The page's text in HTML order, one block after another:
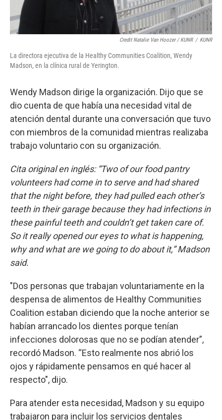
Credit Natalie Van Hoozer / KUNR / KUNR
La directora ejecutiva de la Healthy Communities Coalition, Wendy
Madson, en la clínica rural de Yerington.
Wendy Madson dirige la organización. Dijo que se
dio cuenta de que había una necesidad vital de
atención dental durante una conversación que tuvo
con miembros de la comunidad mientras realizaba
trabajo voluntario con su organización.
Cita original en inglés: “Two of our food pantry
volunteers had come in to serve and had shared
that the night before, they had pulled each other’s
teeth in their garage because they had infections in
these painful teeth and couldn’t get taken care of.
So it really opened our eyes to what is happening,
why and what are we going to do about it,” Madson
said.
"Dos personas que trabajan voluntariamente en la
despensa de alimentos de Healthy Communities
Coalition estaban diciendo que la noche anterior se
habían arrancado los dientes porque tenían
infecciones dolorosas que no se podían atender”,
recordó Madson. “Esto realmente nos abrió los
ojos y rápidamente pensamos en qué hacer al
respecto", dijo.
Para atender esta necesidad, Madson y su equipo
trabajaron para incluir los servicios dentales